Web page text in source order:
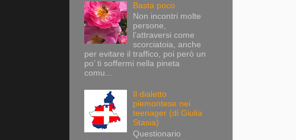
Basta poco
Non incontri molte
persone,
l’attraversi come
scorciatoia, anche
per evitare il traffico, poi però un
po’ ti soffermi nella pineta
comu...
Il dialetto
piemontese nei
teenager (di Giulia
Stasia)
Questionario